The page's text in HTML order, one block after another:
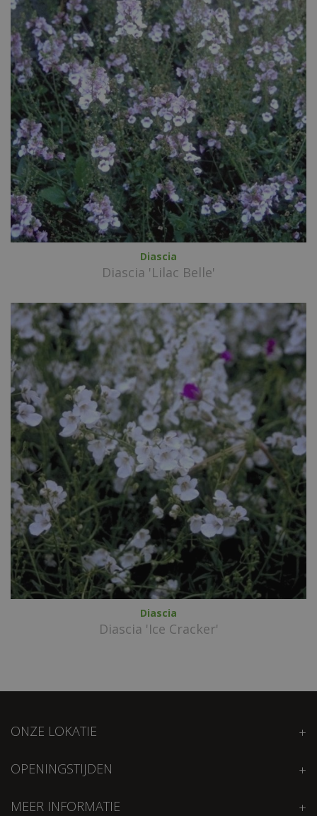
Diascia
Diascia 'Lilac Belle'
Diascia
Diascia 'Ice Cracker'
ONZE LOKATIE
OPENINGSTIJDEN
MEER INFORMATIE